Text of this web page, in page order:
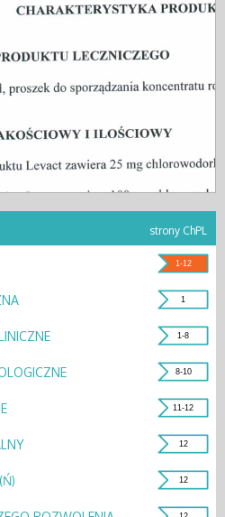
strony ChPL
1-12
1
1-8
8-10
11-12
12
12